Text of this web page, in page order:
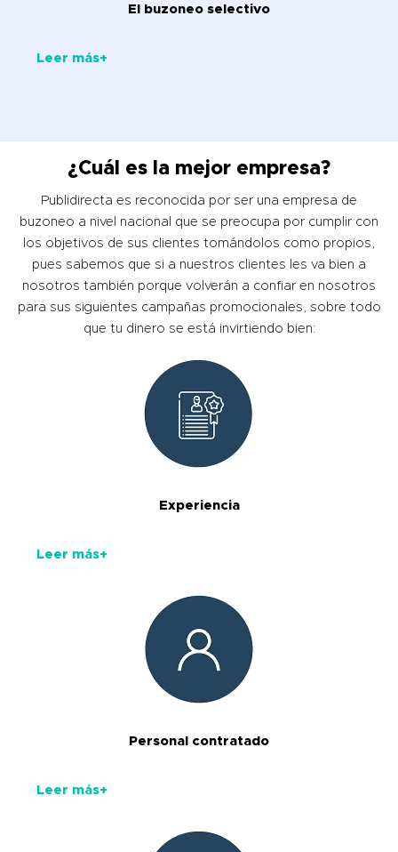
El buzoneo selectivo
Leer más+
¿Cuál es la mejor empresa?
Publidirecta es reconocida por ser una empresa de
buzoneo a nivel nacional que se preocupa por cumplir con
los objetivos de sus clientes tomándolos como propios,
pues sabemos que si a nuestros clientes les va bien a
nosotros también porque volverán a confiar en nosotros
para sus siguientes campañas promocionales, sobre todo
que tu dinero se está invirtiendo bien:
Experiencia
Leer más+
Personal contratado
Leer más+